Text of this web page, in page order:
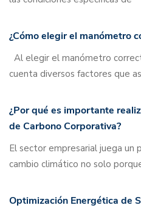
¿Cómo elegir el manómetro
Al elegir el manómetro
cuenta diversos factores que
¿Por qué es importante
de Carbono Corporativa?
El sector empresarial juega un
cambio climático no solo
Optimización Energética de